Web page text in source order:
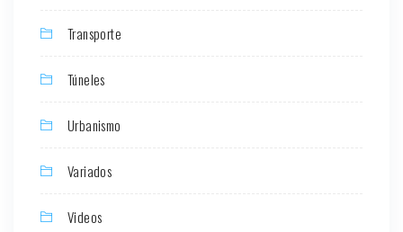
Transporte
Túneles
Urbanismo
Variados
Videos